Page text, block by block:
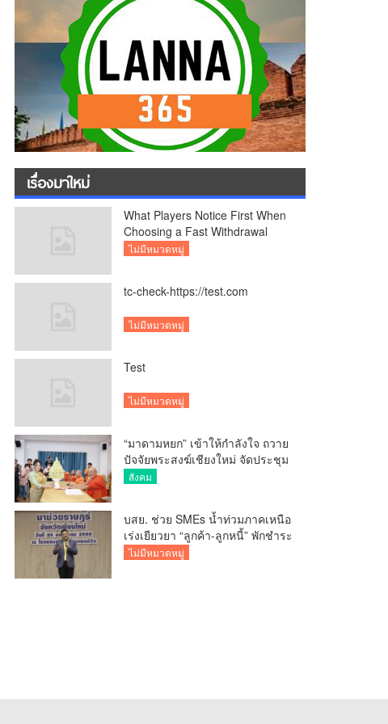
เรื่องมาใหม่
What Players Notice First When
Choosing a Fast Withdrawal
Casino UK
ไม่มีหมวดหมู่
tc-check-https://test.com
ไม่มีหมวดหมู่
Test
ไม่มีหมวดหมู่
“มาดามหยก” เข้าให้กำลังใจ ถวาย
ปัจจัยพระสงฆ์เชียงใหม่ จัดประชุม
ทำบัญชีรายรับรายจ่ายของวัด กว่า
สังคม
บสย. ช่วย SMEs น้ำท่วมภาคเหนือ
เร่งเยียวยา “ลูกค้า-ลูกหนี้” พักชำระ
ค่าธรรมเนียม-ค่างวด
ไม่มีหมวดหมู่